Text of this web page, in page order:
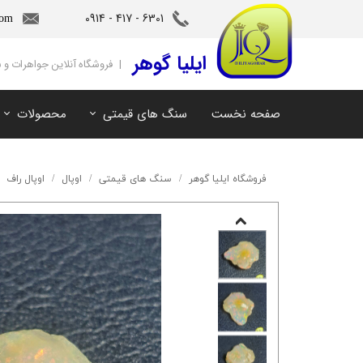
6301 - 417 - 0914​​​​​​​
صفحه نخست سنگ های قیمتی
توپاز
مالاکیت
لابرادوریت
سیترین
کهربا
محصولات
‌ایلیا گوهر | فروشگاه آنلاین جواهرات
فروشگاه ایلیا گوهر سنگ های قیمتی اوپال اوپال راف